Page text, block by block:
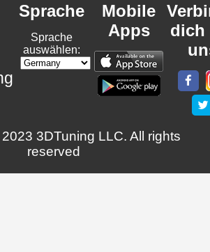
Sprache
Sprache
auswählen:
Mobile
Apps
dich
3DTuning LLC. All rights
reserved